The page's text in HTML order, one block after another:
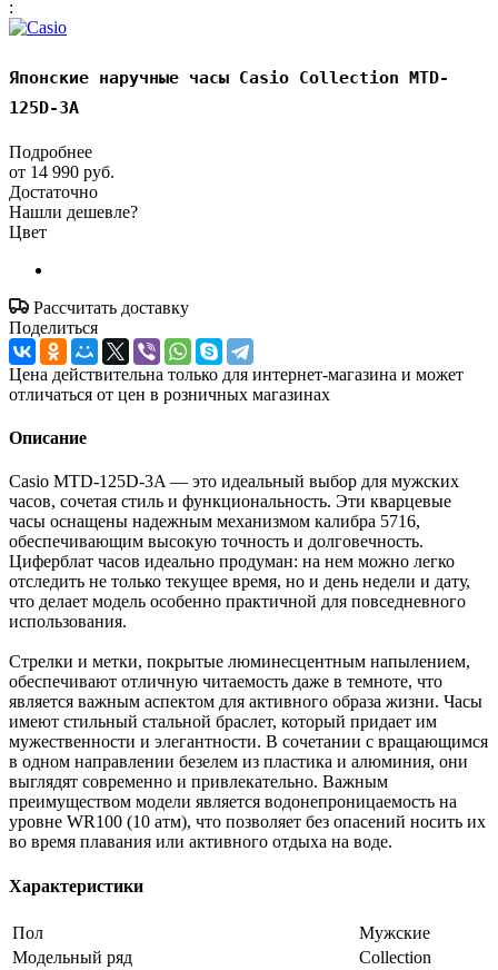
:
Японские наручные часы Casio Collection MTD-
125D-3A
Подробнее
от 14 990 руб.
Достаточно
Нашли дешевле?
Цвет
Рассчитать доставку
Поделиться
Цена действительна только для интернет-магазина и может
отличаться от цен в розничных магазинах
Описание
Casio MTD-125D-3A — это идеальный выбор для мужских
часов, сочетая стиль и функциональность. Эти кварцевые
часы оснащены надежным механизмом калибра 5716,
обеспечивающим высокую точность и долговечность.
Циферблат часов идеально продуман: на нем можно легко
отследить не только текущее время, но и день недели и дату,
что делает модель особенно практичной для повседневного
использования.
Стрелки и метки, покрытые люминесцентным напылением,
обеспечивают отличную читаемость даже в темноте, что
является важным аспектом для активного образа жизни. Часы
имеют стильный стальной браслет, который придает им
мужественности и элегантности. В сочетании с вращающимся
в одном направлении безелем из пластика и алюминия, они
выглядят современно и привлекательно. Важным
преимуществом модели является водонепроницаемость на
уровне WR100 (10 атм), что позволяет без опасений носить их
во время плавания или активного отдыха на воде.
Характеристики
Пол
Мужские
Модельный ряд
Collection